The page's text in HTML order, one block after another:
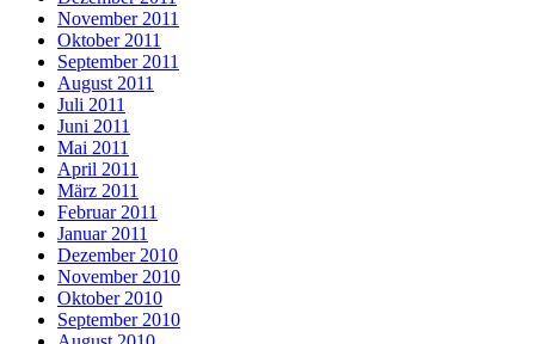
November 2011
Oktober 2011
September 2011
August 2011
Juli 2011
Juni 2011
Mai 2011
April 2011
März 2011
Februar 2011
Januar 2011
Dezember 2010
November 2010
Oktober 2010
September 2010